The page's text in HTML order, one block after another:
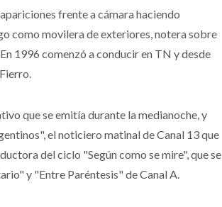
frente a cámara haciendo
como movilera de exteriores, notera sobre
1996 comenzó a conducir en TN y desde
que se emitía durante la medianoche, y
el noticiero matinal de Canal 13 que
del ciclo "Según como se mire", que se
y "Entre Paréntesis" de Canal A.